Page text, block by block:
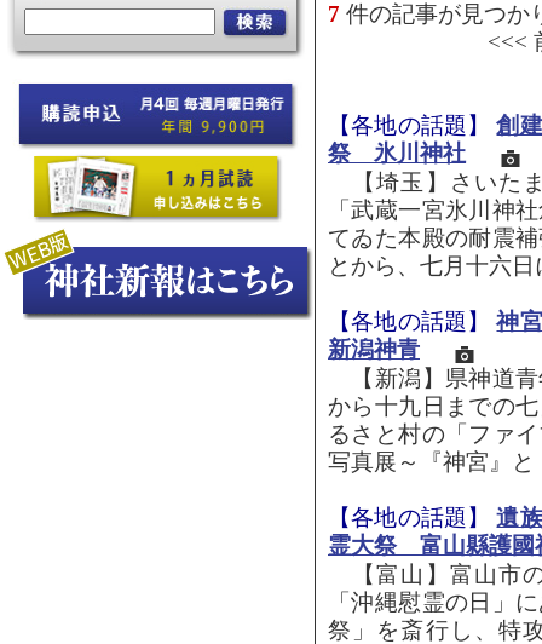
7 件の記事が見つか
<<<
【各地の話題】創
祭 氷川神社
【埼玉】さいた
「武蔵一宮氷川神
てゐた本殿の耐震
とから、七月十六
【各地の話題】神
新潟神青
【新潟】県神道青
から十九日までの
るさと村の「ファ
写真展～『神宮』
【各地の話題】遺
霊大祭 富山縣護國
【富山】富山市
「沖縄慰霊の日」
祭」を斎行し、特